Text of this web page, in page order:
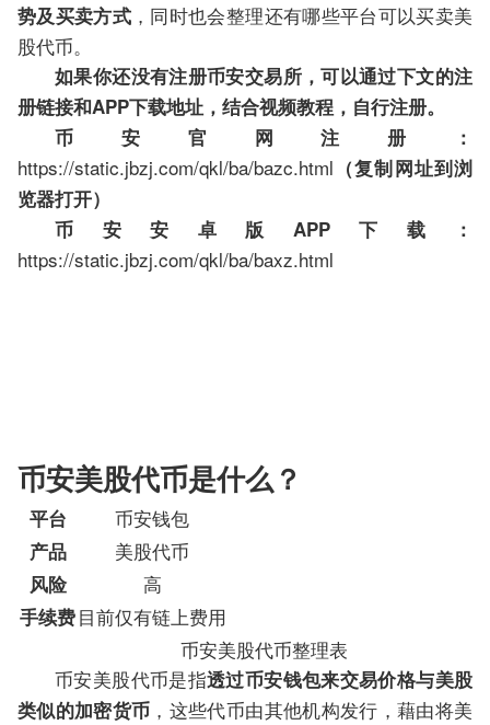
势及买卖方式 ，同时也会整理还有哪些平台可以买卖美
股代币。
如果你还没有注册币安交易所，可以通过下文的注
册链接和APP下载地址，结合视频教程，自行注册。
币安官网注册：
https://static.jbzj.com/qkl/ba/bazc.html （复制网址到浏
览器打开）
币安安卓版APP下载：
https://static.jbzj.com/qkl/ba/baxz.html
币安美股代币是什么？
平台 币安钱包
产品 美股代币
风险 高
手续费目前仅有链上费用
币安美股代币整理表
币安美股代币是指透过币安钱包来交易价格与美股
类似的加密货币 ，这些代币由其他机构发行，藉由将美